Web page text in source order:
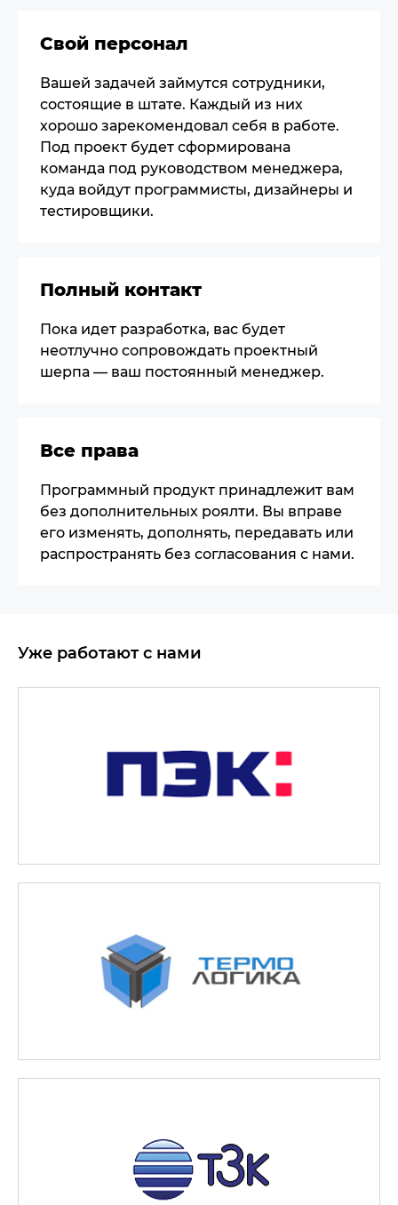
Свой персонал
Вашей задачей займутся сотрудники,
состоящие в штате. Каждый из них
хорошо зарекомендовал себя в работе.
Под проект будет сформирована
команда под руководством менеджера,
куда войдут программисты, дизайнеры и
тестировщики.
Полный контакт
Пока идет разработка, вас будет
неотлучно сопровождать проектный
шерпа — ваш постоянный менеджер.
Все права
Программный продукт принадлежит вам
без дополнительных роялти. Вы вправе
его изменять, дополнять, передавать или
распространять без согласования с нами.
Уже работают с нами